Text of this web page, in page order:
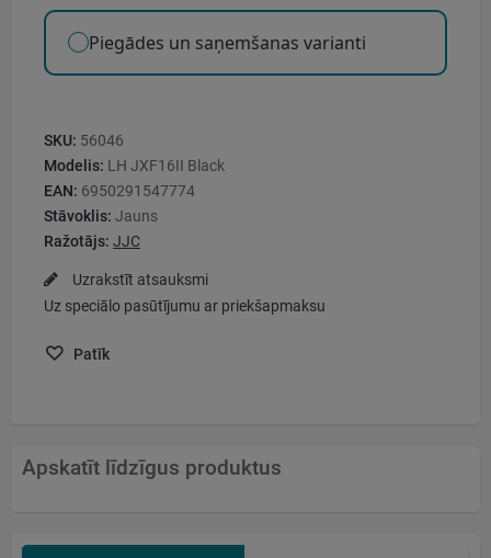
Piegādes un saņemšanas varianti
SKU: 56046
Modelis: LH JXF16II Black
EAN: 6950291547774
Stāvoklis: Jauns
Ražotājs: JJC
Uzrakstīt atsauksmi
Uz speciālo pasūtījumu ar priekšapmaksu
Patīk
Apskatīt līdzīgus produktus